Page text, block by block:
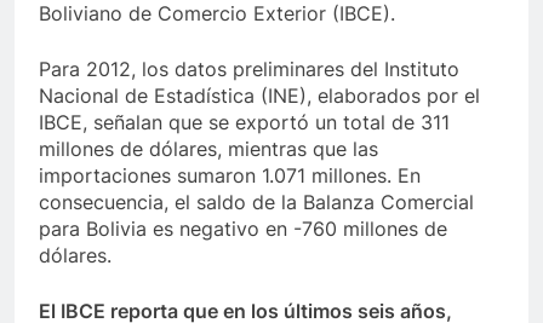
Boliviano de Comercio Exterior (IBCE).
Para 2012, los datos preliminares del Instituto
Nacional de Estadística (INE), elaborados por el
IBCE, señalan que se exportó un total de 311
millones de dólares, mientras que las
importaciones sumaron 1.071 millones. En
consecuencia, el saldo de la Balanza Comercial
para Bolivia es negativo en -760 millones de
dólares.
El IBCE reporta que en los últimos seis años,